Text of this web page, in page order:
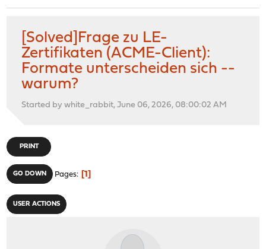
[Solved]Frage zu LE-
Zertifikaten (ACME-Client):
Formate unterscheiden sich --
warum?
Started by white_rabbit, June 06, 2026, 08:00:02 AM
PRINT
GO DOWN Pages 1
USER ACTIONS